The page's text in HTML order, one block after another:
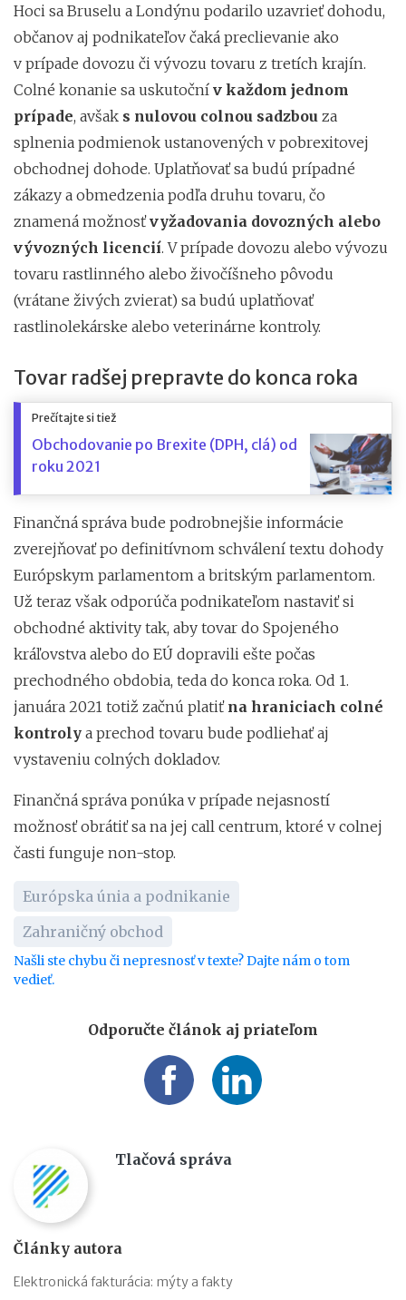
Hoci sa Bruselu a Londýnu podarilo uzavrieť dohodu,
občanov aj podnikateľov čaká preclievanie ako
v prípade dovozu či vývozu tovaru z tretích krajín.
Colné konanie sa uskutoční v každom jednom
prípade, avšak s nulovou colnou sadzbou za
splnenia podmienok ustanovených v pobrexitovej
obchodnej dohode. Uplatňovať sa budú prípadné
zákazy a obmedzenia podľa druhu tovaru, čo
znamená možnosťvyžadovania dovozných alebo
vývozných licencií. V prípade dovozu alebo vývozu
tovaru rastlinného alebo živočíšneho pôvodu
(vrátane živých zvierat) sa budú uplatňovať
rastlinolekárske alebo veterinárne kontroly.
Tovar radšej prepravte do konca roka
Prečítajte si tiež
Obchodovanie po Brexite (DPH, clá) od
roku 2021
Finančná správa bude podrobnejšie informácie
zverejňovať po definitívnom schválení textu dohody
Európskym parlamentom a britským parlamentom.
Už teraz však odporúča podnikateľom nastaviť si
obchodné aktivity tak, aby tovar do Spojeného
kráľovstva alebo do EÚ dopravili ešte počas
prechodného obdobia, teda do konca roka. Od 1.
januára 2021 totiž začnú platiť na hraniciach colné
kontroly a prechod tovaru bude podliehať aj
vystaveniu colných dokladov.
Finančná správa ponúka v prípade nejasností
možnosť obrátiť sa na jej call centrum, ktoré v colnej
časti funguje non-stop.
Európska únia a podnikanie
Zahraničný obchod
Našli ste chybu či nepresnosť v texte? Dajte nám o tom
vedieť.
Odporučte článok aj priateľom
Tlačová správa
Články autora
Elektronická fakturácia: mýty a fakty